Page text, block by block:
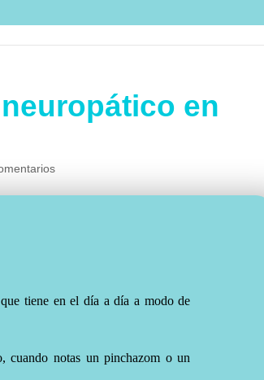
en
tiene en el día a día a modo de
cuando notas un pinchazom o un